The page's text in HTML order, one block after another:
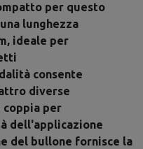
per questo
lunghezza
ideale per
consente
diverse
per
dell'applicazione
del bullone fornisce la